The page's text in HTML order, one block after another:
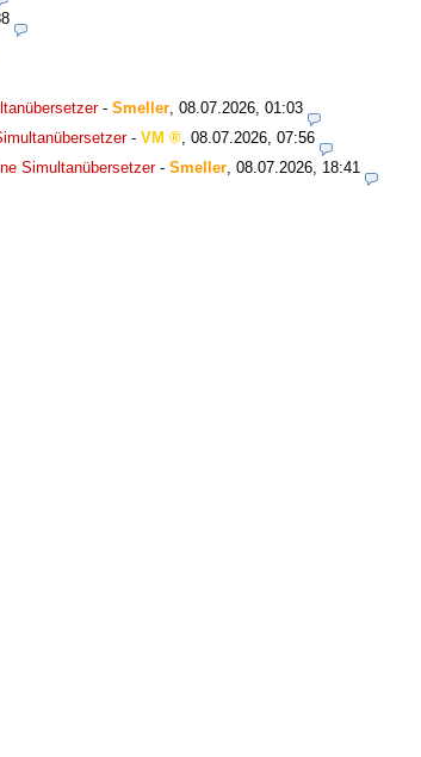
- Smeller 08.07.2026, 01:03
- VM
08.07.2026, 07:56
Simultanübersetzer- Smeller 08.07.2026, 18:41